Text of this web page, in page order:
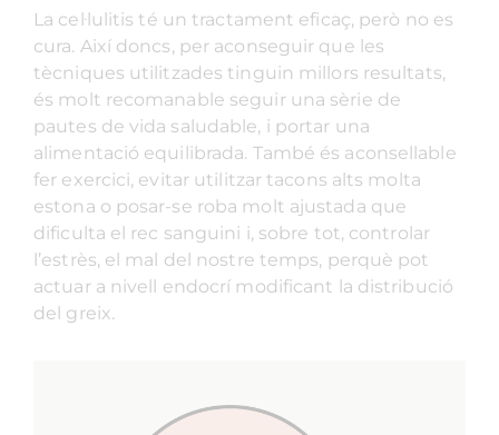
La cel·lulitis té un tractament eficaç, però no es
cura. Així doncs, per aconseguir que les
tècniques utilitzades tinguin millors resultats,
és molt recomanable seguir una sèrie de
pautes de vida saludable, i portar una
alimentació equilibrada. També és aconsellable
fer exercici, evitar utilitzar tacons alts molta
estona o posar-se roba molt ajustada que
dificulta el rec sanguini i, sobre tot, controlar
l’estrès, el mal del nostre temps, perquè pot
actuar a nivell endocrí modificant la distribució
del greix.